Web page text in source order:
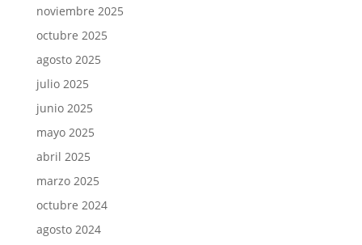
noviembre 2025
octubre 2025
agosto 2025
julio 2025
junio 2025
mayo 2025
abril 2025
marzo 2025
octubre 2024
agosto 2024